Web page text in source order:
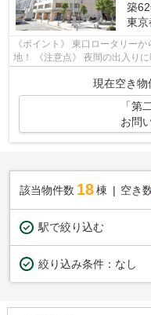
築
東京
《ポイント》 東口ロータリー
地！ 《注意点》 夜間の出入
現在空き物
「第
お問
該当物件数 18棟 空き
駅で絞り込む
絞り込み条件： なし